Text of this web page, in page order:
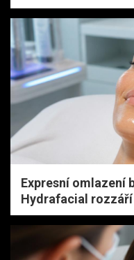
Expresní omlazení
Hydrafacial rozzáří